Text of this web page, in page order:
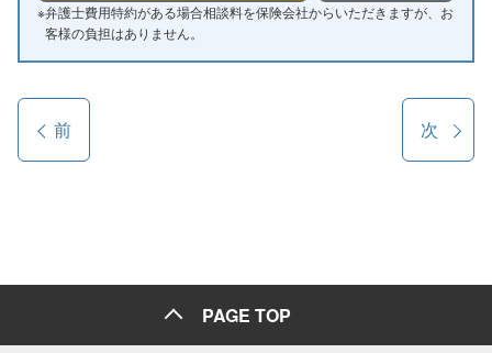
※弁護士費用特約がある場合相談料を保険会社からいただきますが、お
客様の負担はありません。
前 次
PAGE TOP